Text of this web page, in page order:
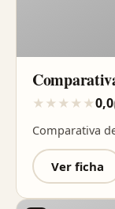
★ ★ ★ ★ ★0,0
Comparativa
Ver ficha